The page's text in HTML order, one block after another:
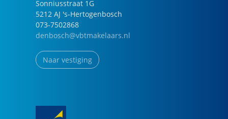
Sonniusstraat 1G
5212 AJ 's-Hertogenbosch
073-7502868
denbosch@vbtmakelaars.nl
Naar vestiging